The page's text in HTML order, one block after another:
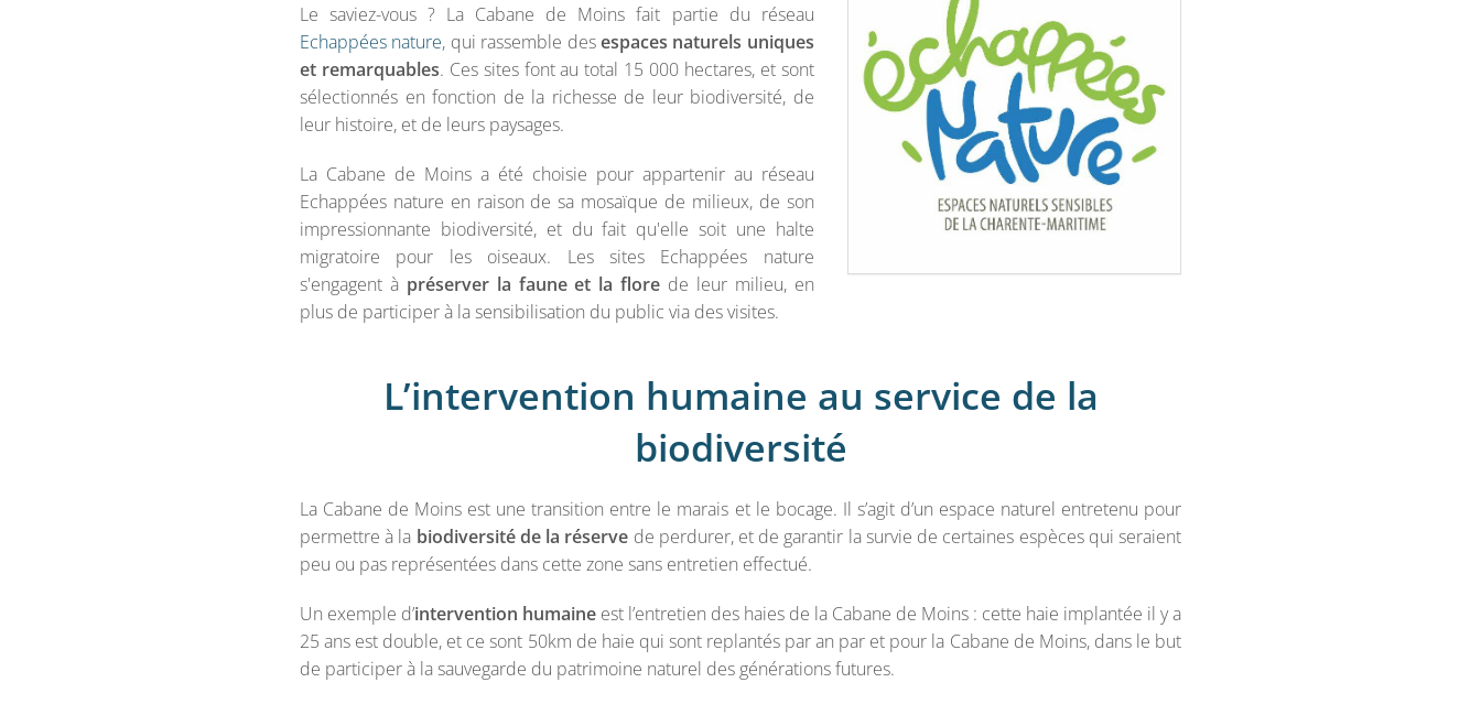
Le saviez-vous ? La Cabane de Moins fait partie du réseau
Echappées nature, qui rassemble desespaces naturels uniques
et remarquables. Ces sites font au total 15 000 hectares, et sont
sélectionnés en fonction de la richesse de leur biodiversité, de
leur histoire, et de leurs paysages.
La Cabane de Moins a été choisie pour appartenir au réseau
Echappées nature en raison de sa mosaïque de milieux, de son
impressionnante biodiversité, et du fait qu'elle soit une halte
migratoire pour les oiseaux. Les sites Echappées nature
s'engagent à préserver la faune et la flore de leur milieu, en
plus de participer à la sensibilisation du public via des visites.
L’intervention humaine au service de la
biodiversité
La Cabane de Moins est une transition entre le marais et le bocage. Il s’agit d’un espace naturel entretenu pour
permettre à la biodiversité de la réserve de perdurer, et de garantir la survie de certaines espèces qui seraient
peu ou pas représentées dans cette zone sans entretien effectué.
Un exemple d’intervention humaine est l’entretien des haies de la Cabane de Moins : cette haie implantée il y a
25 ans est double, et ce sont 50km de haie qui sont replantés par an par et pour la Cabane de Moins, dans le but
de participer à la sauvegarde du patrimoine naturel des générations futures.